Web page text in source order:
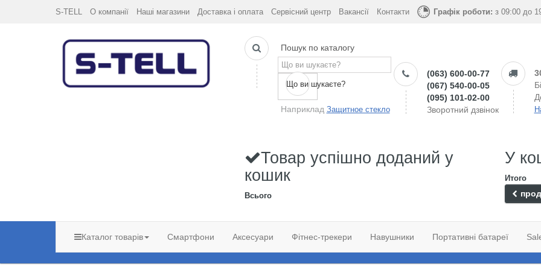
S-TELL О компанії Наші магазини Доставка і оплата Сервісний центр Вакансії Контакти Графік роботи: з 09:00 до
Пошук по каталогу
Що ви шукаєте?
Наприклад Защитное стекло
(063) 600-00-77
(067) 540-00-05
(095) 101-02-00
Зворотний дзвінок
Товар успішно доданий у
кошик
Всього
У
Итого
Каталог товарів Смартфони Аксесуари Фітнес-трекери Навушники Портативні батареї